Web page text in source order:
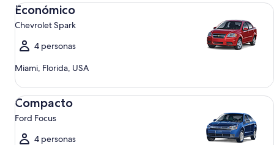
Económico
Chevrolet Spark
4 personas
Miami, Florida, USA
Compacto
Ford Focus
4 personas
Compacto Ford Focus